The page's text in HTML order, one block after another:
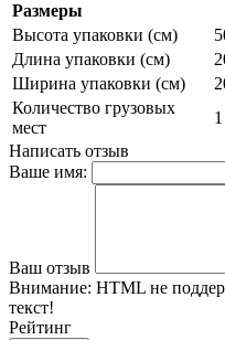
Размеры
Высота упаковки (см)
Длина упаковки (см)
Ширина упаковки (см)
Количество грузовых
мест
1
Написать отзыв
Ваше имя:
Ваш отзыв
Внимание: HTML не
текст!
Рейтинг